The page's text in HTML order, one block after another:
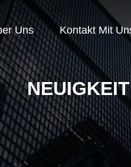
Uns Kontakt Mit